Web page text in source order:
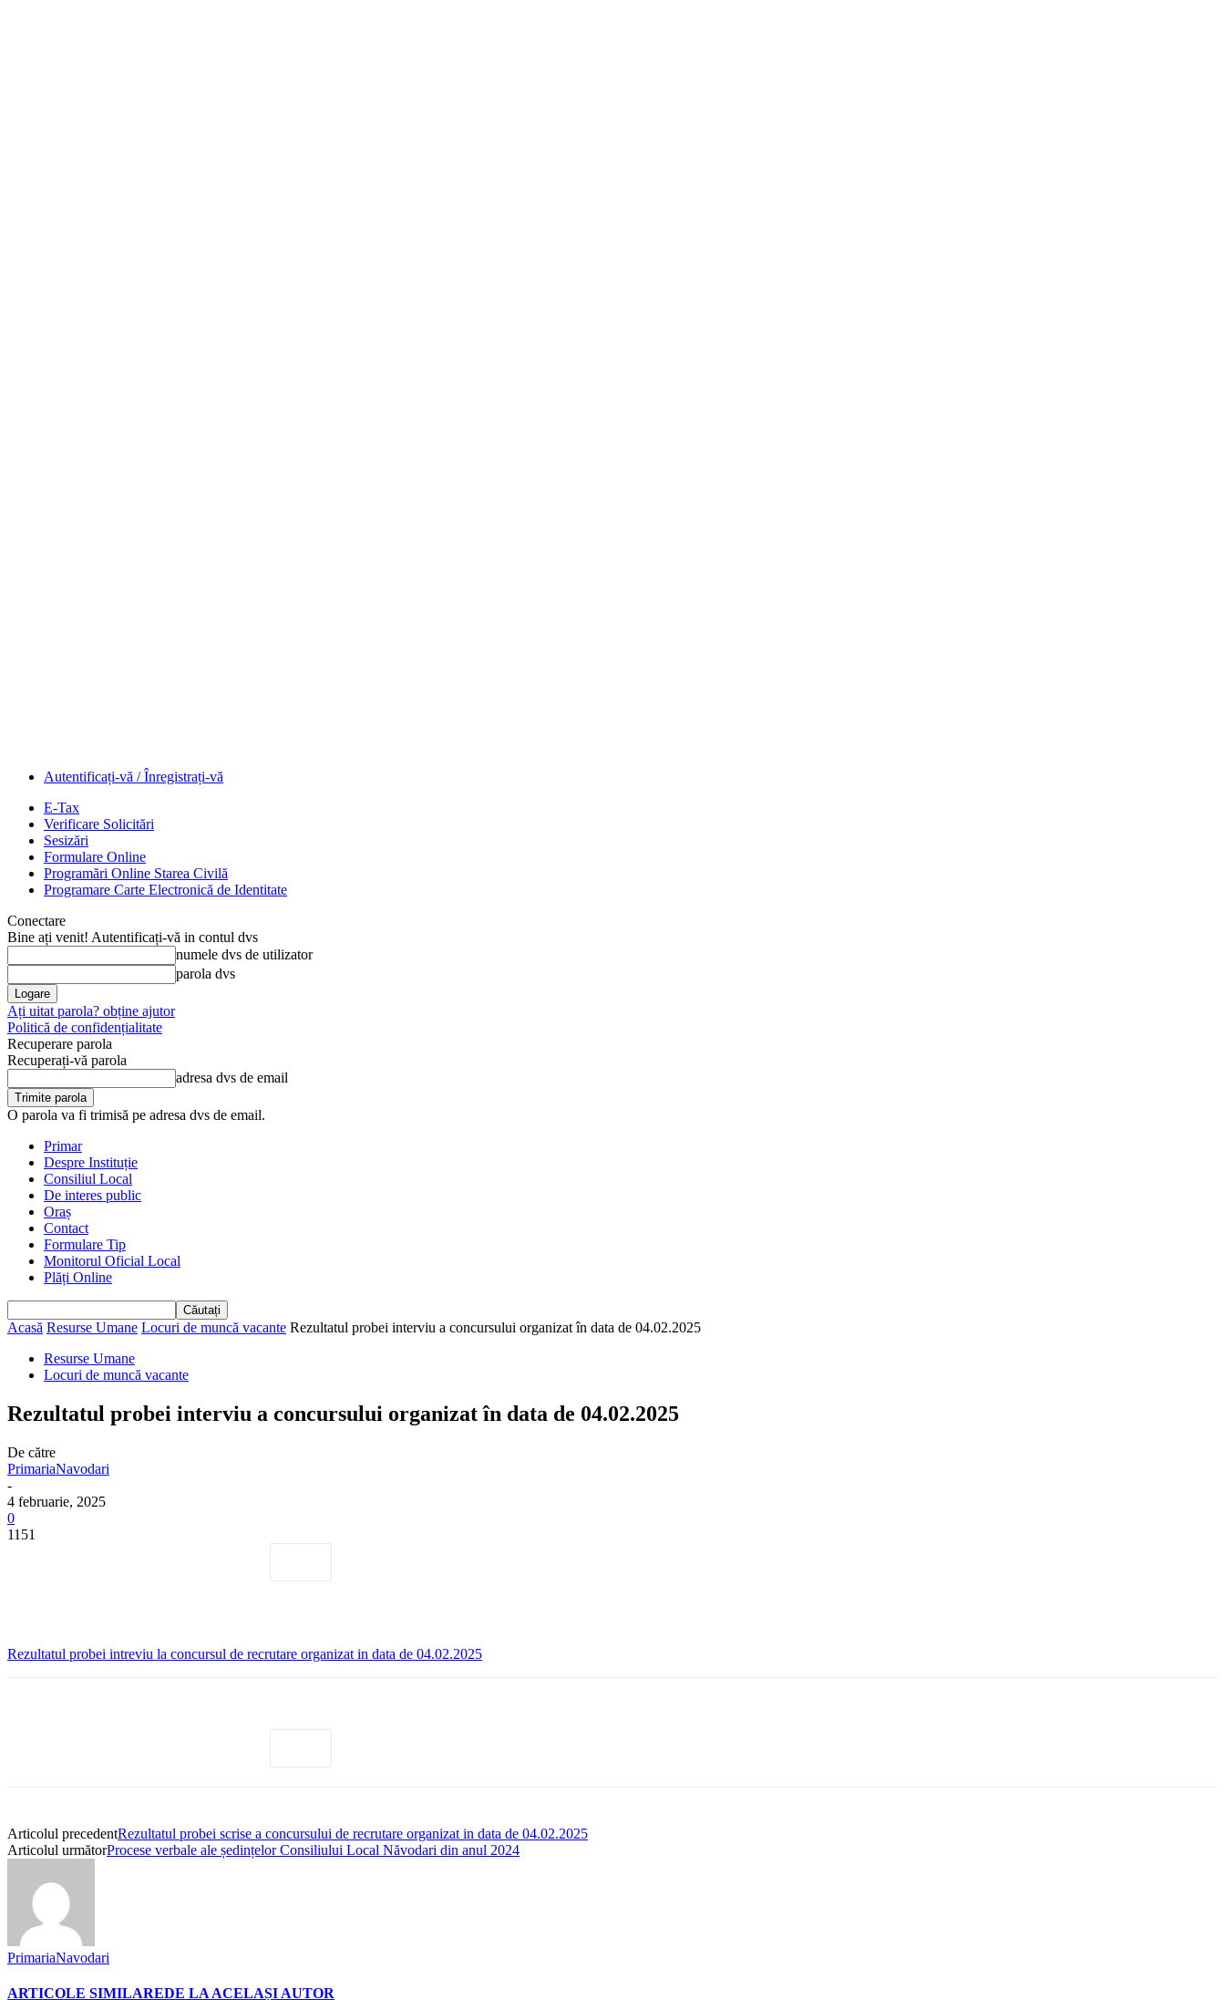
Autentificați-vă / Înregistrați-vă
E-Tax
Verificare Solicitări
Sesizări
Formulare Online
Programări Online Starea Civilă
Programare Carte Electronică de Identitate
Conectare
Bine ați venit! Autentificați-vă in contul dvs
numele dvs de utilizator
parola dvs
Ați uitat parola? obține ajutor
Politică de confidențialitate
Recuperare parola
Recuperați-vă parola
adresa dvs de email
O parola va fi trimisă pe adresa dvs de email.
Primar
Despre Instituție
Consiliul Local
De interes public
Oraș
Contact
Formulare Tip
Monitorul Oficial Local
Plăți Online
Acasă Resurse Umane Locuri de muncă vacante Rezultatul probei interviu a concursului organizat în data de 04.02.2025
Resurse Umane
Locuri de muncă vacante
Rezultatul probei interviu a concursului organizat în data de 04.02.2025
De către
PrimariaNavodari
-
4 februarie, 2025
0
1151
Rezultatul probei intreviu la concursul de recrutare organizat in data de 04.02.2025
Articolul precedentRezultatul probei scrise a concursului de recrutare organizat in data de 04.02.2025
Articolul următorProcese verbale ale ședințelor Consiliului Local Năvodari din anul 2024
PrimariaNavodari
ARTICOLE SIMILAREDE LA ACELAȘI AUTOR